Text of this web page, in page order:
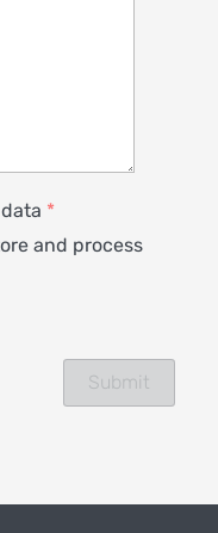
*
and process